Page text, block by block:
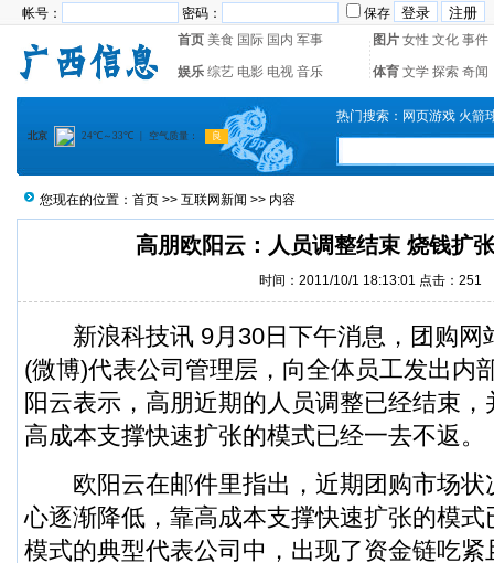
帐号： 密码：
保存
首页 美食 国际 国内 军事 图片 女性 文化 事件
娱乐 综艺 电影 电视 音乐 体育 文学 探索 奇闻
热门搜索： 网页游戏 火箭
您现在的位置： 首页 >> 互联网新闻 >> 内容
高朋欧阳云：人员调整结束 烧钱扩
时间：2011/10/1 18:13:01 点击： 251
新浪科技讯 9月30日下午消息，团购网
(微博)代表公司管理层，向全体员工发出内
阳云表示，高朋近期的人员调整已经结束
高成本支撑快速扩张的模式已经一去不返。
欧阳云在邮件里指出，近期团购市场状
心逐渐降低，靠高成本支撑快速扩张的模
模式的典型代表公司中，出现了资金链吃